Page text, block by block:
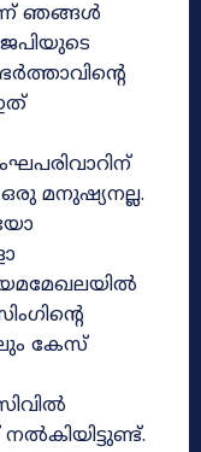
ഞങ്ങൾ
മനുഷ്യനല്ല.
കേസ്